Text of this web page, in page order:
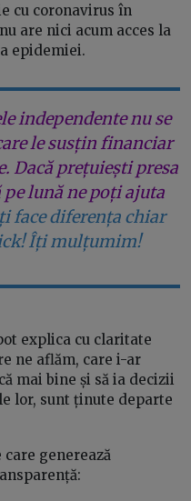
cu coronavirus în
are nici acum acces la
epidemiei.
independente nu se
le susțin financiar
Dacă prețuiești presa
lună ne poți ajuta
face diferența chiar
Îți mulțumim!
explica cu claritate
ne aflăm, care i-ar
mai bine și să ia decizii
lor, sunt ținute departe
generează